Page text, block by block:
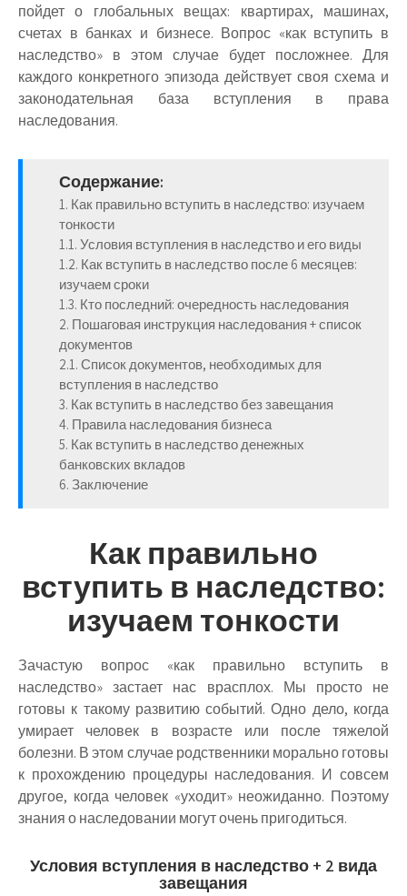
пойдет о глобальных вещах: квартирах, машинах,
счетах в банках и бизнесе. Вопрос «как вступить в
наследство» в этом случае будет посложнее. Для
каждого конкретного эпизода действует своя схема и
законодательная база вступления в права
наследования.
Содержание:
1. Как правильно вступить в наследство: изучаем
тонкости
1.1. Условия вступления в наследство и его виды
1.2. Как вступить в наследство после 6 месяцев:
изучаем сроки
1.3. Кто последний: очередность наследования
2. Пошаговая инструкция наследования + список
документов
2.1. Список документов, необходимых для
вступления в наследство
3. Как вступить в наследство без завещания
4. Правила наследования бизнеса
5. Как вступить в наследство денежных
банковских вкладов
6. Заключение
Как правильно
вступить в наследство:
изучаем тонкости
Зачастую вопрос «как правильно вступить в
наследство» застает нас врасплох. Мы просто не
готовы к такому развитию событий. Одно дело, когда
умирает человек в возрасте или после тяжелой
болезни. В этом случае родственники морально готовы
к прохождению процедуры наследования. И совсем
другое, когда человек «уходит» неожиданно. Поэтому
знания о наследовании могут очень пригодиться.
Условия вступления в наследство + 2 вида
завещания